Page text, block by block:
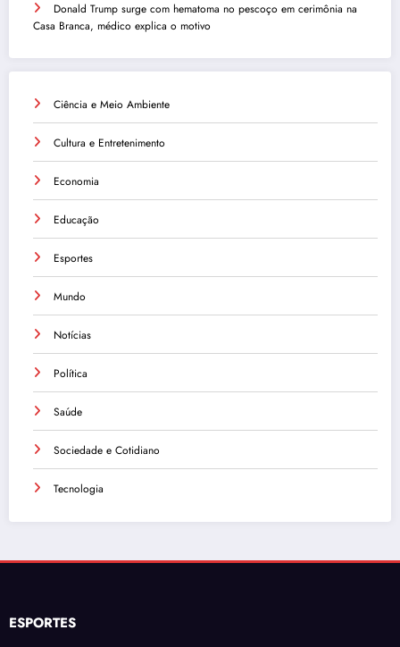
Donald Trump surge com hematoma no pescoço em cerimônia na
Casa Branca, médico explica o motivo
Ciência e Meio Ambiente
Cultura e Entretenimento
Economia
Educação
Esportes
Mundo
Notícias
Política
Saúde
Sociedade e Cotidiano
Tecnologia
ESPORTES